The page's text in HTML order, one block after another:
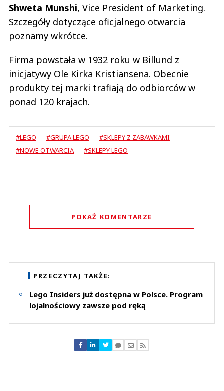
Shweta Munshi, Vice President of Marketing.
Szczegóły dotyczące oficjalnego otwarcia
poznamy wkrótce.
Firma powstała w 1932 roku w Billund z
inicjatywy Ole Kirka Kristiansena. Obecnie
produkty tej marki trafiają do odbiorców w
ponad 120 krajach.
#LEGO #GRUPA LEGO
#SKLEPY Z ZABAWKAMI
#NOWE OTWARCIA
#SKLEPY LEGO
PRZECZYTAJ TAKŻE:
Lego Insiders już dostępna w Polsce. Program
lojalnościowy zawsze pod ręką
POKAŻ KOMENTARZE
Nie znaleziono komentarzy
Zostaw swoje komentarze
Imię (Wymagane)